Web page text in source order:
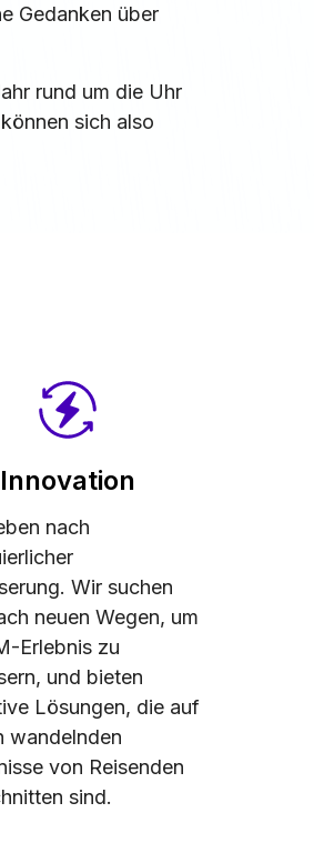
Gedanken über
rund um die Uhr
sich also
Innovation
nach
Wir suchen
neuen Wegen, um
Erlebnis zu
und bieten
Lösungen, die auf
wandelnden
von Reisenden
sind.